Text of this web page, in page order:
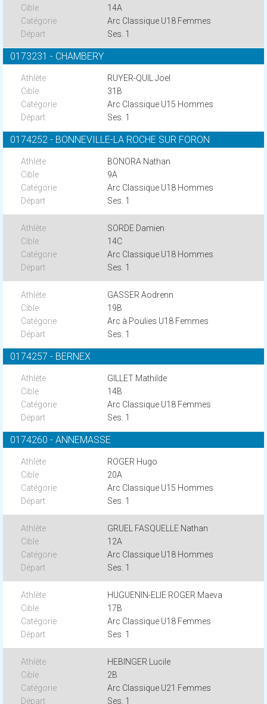
14A
Arc Classique U18 Femmes
Ses. 1
0173231 - CHAMBERY
RUYER-QUIL Joel
31B
Arc Classique U15 Hommes
Ses. 1
0174252 - BONNEVILLE-LA ROCHE SUR FORON
BONORA Nathan
9A
Arc Classique U18 Hommes
Ses. 1
SORDE Damien
14C
Arc Classique U18 Hommes
Ses. 1
GASSER Aodrenn
19B
Arc à Poulies U18 Femmes
Ses. 1
0174257 - BERNEX
GILLET Mathilde
14B
Arc Classique U18 Femmes
Ses. 1
0174260 - ANNEMASSE
ROGER Hugo
20A
Arc Classique U15 Hommes
Ses. 1
GRUEL FASQUELLE Nathan
12A
Arc Classique U18 Hommes
Ses. 1
HUGUENIN-ELIE ROGER Maeva
17B
Arc Classique U18 Femmes
Ses. 1
HEBINGER Lucile
2B
Arc Classique U21 Femmes
Ses. 1